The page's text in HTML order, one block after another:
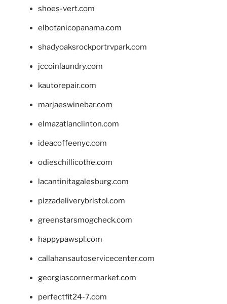
shoes-vert.com
elbotanicopanama.com
shadyoaksrockportrvpark.com
jccoinlaundry.com
kautorepair.com
marjaeswinebar.com
elmazatlanclinton.com
ideacoffeenyc.com
odieschillicothe.com
lacantinitagalesburg.com
pizzadeliverybristol.com
greenstarsmogcheck.com
happypawspl.com
callahansautoservicecenter.com
georgiascornermarket.com
perfectfit24-7.com